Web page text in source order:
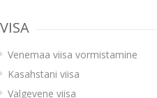
VISA
Venemaa viisa vormistamine
Kasahstani viisa
Valgevene viisa